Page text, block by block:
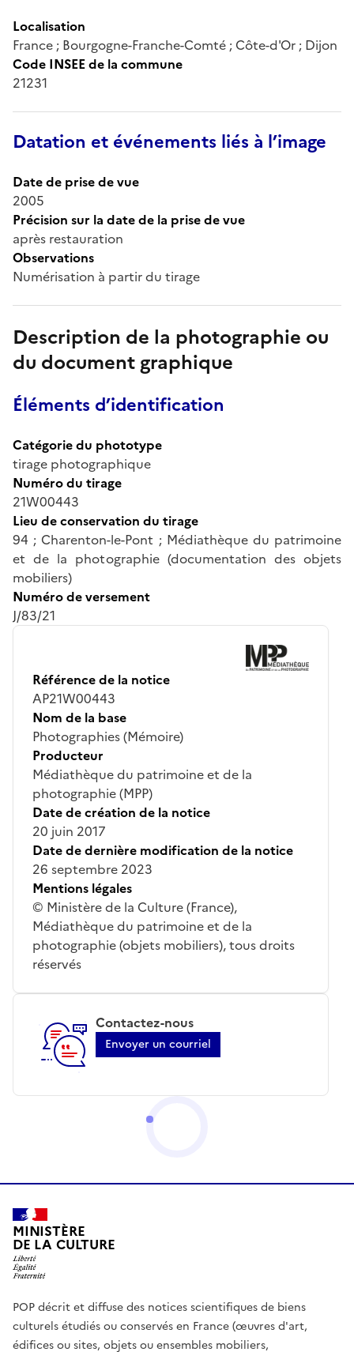
Localisation
France ; Bourgogne-Franche-Comté ; Côte-d'Or ; Dijon
Code INSEE de la commune
21231
Datation et événements liés à l’image
Date de prise de vue
2005
Précision sur la date de la prise de vue
après restauration
Observations
Numérisation à partir du tirage
Description de la photographie ou
du document graphique
Éléments d’identification
Catégorie du phototype
tirage photographique
Numéro du tirage
21W00443
Lieu de conservation du tirage
94 ; Charenton-le-Pont ; Médiathèque du patrimoine
et de la photographie (documentation des objets
mobiliers)
Numéro de versement
J/83/21
Référence de la notice
AP21W00443
Nom de la base
Photographies (Mémoire)
Producteur
Médiathèque du patrimoine et de la
photographie (MPP)
Date de création de la notice
20 juin 2017
Date de dernière modification de la notice
26 septembre 2023
Mentions légales
© Ministère de la Culture (France),
Médiathèque du patrimoine et de la
photographie (objets mobiliers), tous droits
réservés
Contactez-nous
Envoyer un courriel
MINISTÈRE
DE LA CULTURE
POP décrit et diffuse des notices scientifiques de biens
culturels étudiés ou conservés en France (œuvres d'art,
édifices ou sites, objets ou ensembles mobiliers,